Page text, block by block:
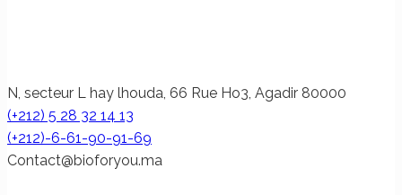
N, secteur L hay lhouda, 66 Rue Ho3, Agadir 80000
(+212) 5 28 32 14 13
(+212)-6-61-90-91-69
am.uoyrofoib
@tcatnoC